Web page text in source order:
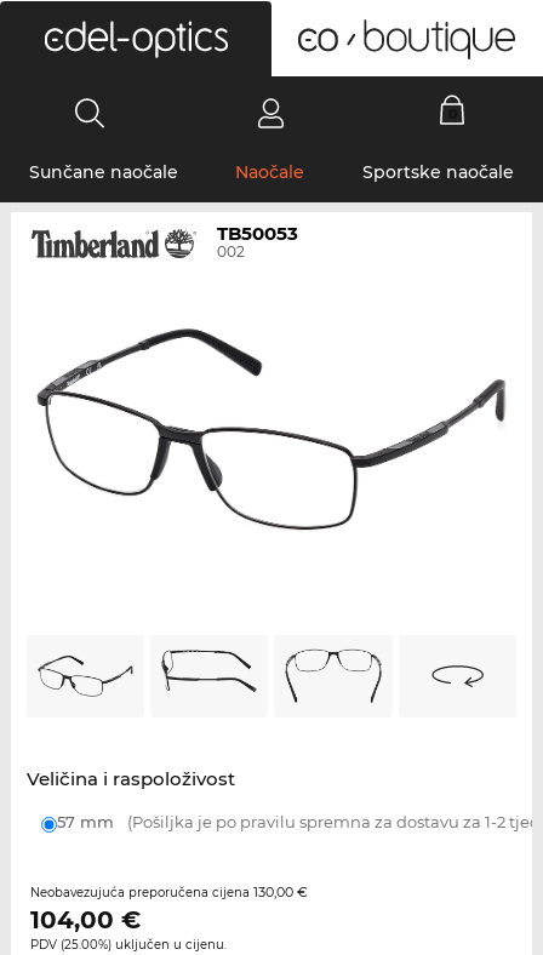
Sunčane naočale Naočale Sportske naočale
TB50053
002
Veličina i raspoloživost
57 mm (Pošiljka je po pravilu spremna za dostavu za 1-2
Neobavezujuća preporučena cijena 130,00 €
104,00 €
PDV (25.00%) uključen u cijenu.